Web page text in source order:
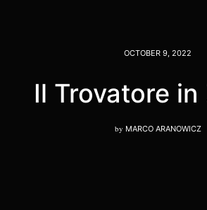
OCTOBER 9, 2022
Il Trovatore in
by MARCO ARANOWICZ